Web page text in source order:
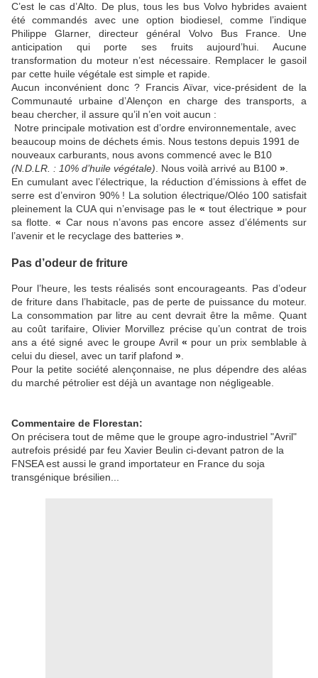
C’est le cas d’Alto. De plus, tous les bus Volvo hybrides avaient
été commandés avec une option biodiesel, comme l’indique
Philippe Glarner, directeur général Volvo Bus France. Une
anticipation qui porte ses fruits aujourd’hui. Aucune
transformation du moteur n’est nécessaire. Remplacer le gasoil
par cette huile végétale est simple et rapide.
Aucun inconvénient donc ? Francis Aïvar, vice-président de la
Communauté urbaine d’Alençon en charge des transports, a
beau chercher, il assure qu’il n’en voit aucun :
Notre principale motivation est d’ordre environnementale, avec
beaucoup moins de déchets émis. Nous testons depuis 1991 de
nouveaux carburants, nous avons commencé avec le B10
(N.D.LR. : 10% d’huile végétale) . Nous voilà arrivé au B100 »
En cumulant avec l’électrique, la réduction d’émissions à effet de
serre est d’environ 90% ! La solution électrique/Oléo 100 satisfait
pleinement la CUA qui n’envisage pas le « tout électrique » pour
sa flotte.« Car nous n’avons pas encore assez d’éléments sur
l’avenir et le recyclage des batteries »
Pas d’odeur de friture
Pour l’heure, les tests réalisés sont encourageants. Pas d’odeur
de friture dans l’habitacle, pas de perte de puissance du moteur.
La consommation par litre au cent devrait être la même. Quant
au coût tarifaire, Olivier Morvillez précise qu’un contrat de trois
ans a été signé avec le groupe Avril« pour un prix semblable à
celui du diesel, avec un tarif plafond »
Pour la petite société alençonnaise, ne plus dépendre des aléas
du marché pétrolier est déjà un avantage non négligeable.
Commentaire de Florestan:
On précisera tout de même que le groupe agro-industriel "Avril"
autrefois présidé par feu Xavier Beulin ci-devant patron de la
FNSEA est aussi le grand importateur en France du soja
transgénique brésilien...